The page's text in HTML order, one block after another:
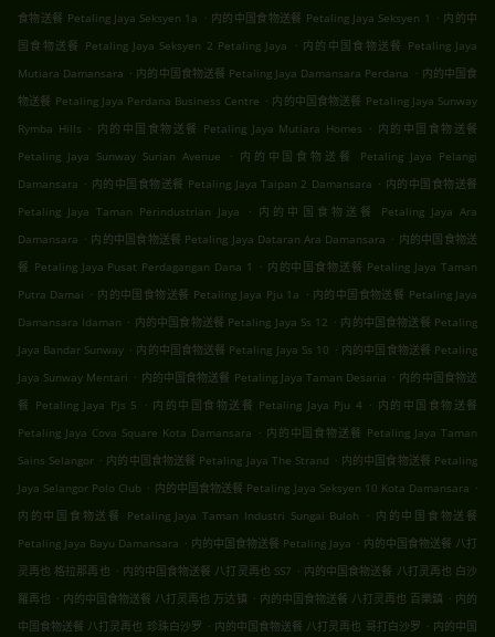
食物送餐 Petaling Jaya Seksyen 1a . 内的中国食物送餐 Petaling Jaya Seksyen 1 . 内的中
国食物送餐 Petaling Jaya Seksyen 2 Petaling Jaya
. 内的中国食物送餐 Petaling Jaya
Mutiara Damansara . 内的中国食物送餐 Petaling Jaya Damansara Perdana . 内的中国食
物送餐 Petaling Jaya Perdana Business Centre . 内的中国食物送餐 Petaling Jaya Sunway
Rymba Hills . 内的中国食物送餐 Petaling Jaya Mutiara Homes . 内的中国食物送餐
Petaling Jaya Sunway Surian Avenue
. 内的中国食物送餐 Petaling Jaya Pelangi
Damansara . 内的中国食物送餐 Petaling Jaya Taipan 2 Damansara . 内的中国食物送餐
Petaling Jaya Taman Perindustrian Jaya
. 内的中国食物送餐 Petaling Jaya Ara
Damansara . 内的中国食物送餐 Petaling Jaya Dataran Ara Damansara . 内的中国食物送
餐 Petaling Jaya Pusat Perdagangan Dana 1
. 内的中国食物送餐 Petaling Jaya Taman
Putra Damai . 内的中国食物送餐 Petaling Jaya Pju 1a . 内的中国食物送餐 Petaling Jaya
Damansara Idaman . 内的中国食物送餐 Petaling Jaya Ss 12 . 内的中国食物送餐 Petaling
Jaya Bandar Sunway . 内的中国食物送餐 Petaling Jaya Ss 10 . 内的中国食物送餐 Petaling
Jaya Sunway Mentari . 内的中国食物送餐 Petaling Jaya Taman Desaria . 内的中国食物送
餐 Petaling Jaya Pjs 5
. 内的中国食物送餐 Petaling Jaya Pju 4 . 内的中国食物送餐
Petaling Jaya Cova Square Kota Damansara . 内的中国食物送餐 Petaling Jaya Taman
Sains Selangor . 内的中国食物送餐 Petaling Jaya The Strand . 内的中国食物送餐 Petaling
Jaya Selangor Polo Club . 内的中国食物送餐 Petaling Jaya Seksyen 10 Kota Damansara .
内的中国食物送餐 Petaling Jaya Taman Industri Sungai Buloh
. 内的中国食物送餐
Petaling Jaya Bayu Damansara . 内的中国食物送餐 Petaling Jaya . 内的中国食物送餐 八打
灵再也 格拉那再也 . 内的中国食物送餐 八打灵再也 SS7 . 内的中国食物送餐 八打灵再也 白沙
羅再也 . 内的中国食物送餐 八打灵再也 万达镇 . 内的中国食物送餐 八打灵再也 百樂鎮 . 内的
中国食物送餐 八打灵再也 珍珠白沙罗 . 内的中国食物送餐 八打灵再也 哥打白沙罗 . 内的中国